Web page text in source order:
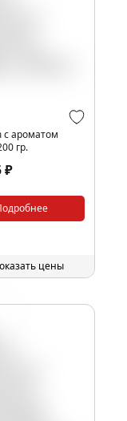
с ароматом
гр.
₽
цены